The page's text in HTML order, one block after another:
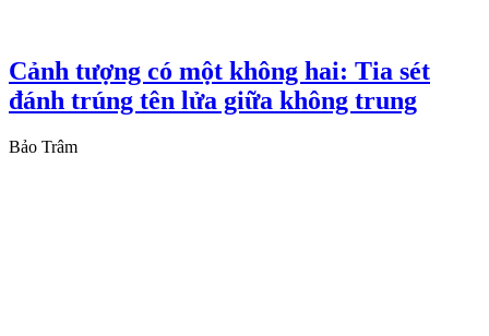
Cảnh tượng có một không hai: Tia sét
đánh trúng tên lửa giữa không trung
Bảo Trâm